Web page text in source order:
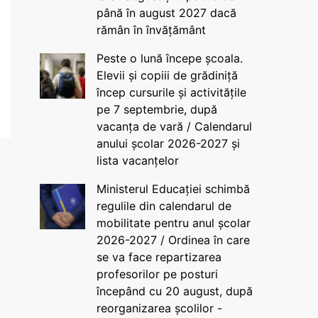
până în august 2027 dacă
rămân în învățământ
Peste o lună începe școala.
Elevii și copiii de grădiniță
încep cursurile și activitățile
pe 7 septembrie, după
vacanța de vară / Calendarul
anului școlar 2026-2027 și
lista vacanțelor
Ministerul Educației schimbă
regulile din calendarul de
mobilitate pentru anul școlar
2026-2027 / Ordinea în care
se va face repartizarea
profesorilor pe posturi
începând cu 20 august, după
reorganizarea școlilor -